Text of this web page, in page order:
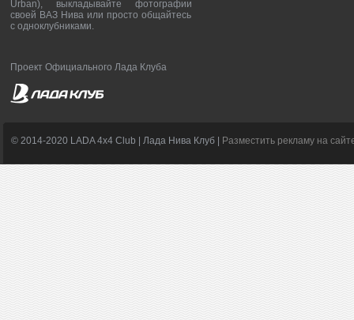
Urban), выкладывайте фотографии
своей ВАЗ Нива или просто общайтесь
с одноклубниками.
Проект Официального Лада Клуба
© 2014-2020 LADA 4x4 Club | Лада Нива Клуб | Разместить рекламу на